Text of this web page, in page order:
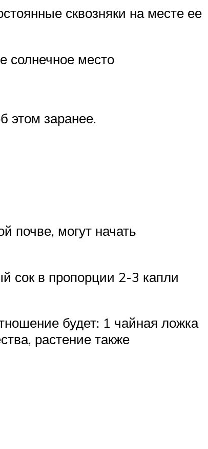
сквозняки на месте ее
солнечное место
этом заранее.
почве, могут начать
сок в пропорции 2-3 капли
будет: 1 чайная ложка
растение также